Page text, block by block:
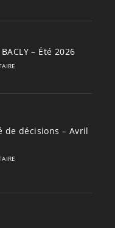
– Été 2026
de décisions – Avril